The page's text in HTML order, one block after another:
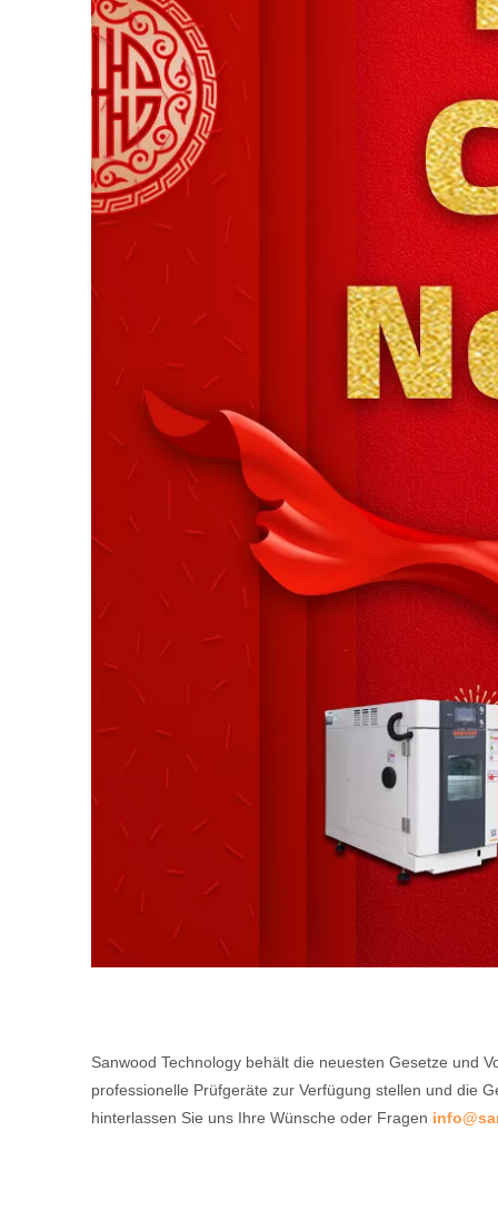
Sanwood Technology behält die neuesten Gesetze und
professionelle Prüfgeräte zur Verfügung stellen und die
hinterlassen Sie uns Ihre Wünsche oder Fragen